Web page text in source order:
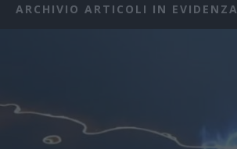
ARCHIVIO ARTICOLI IN EVIDENZA